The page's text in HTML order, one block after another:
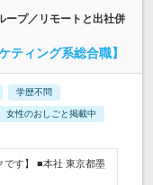
ープ／リモートと出社併
ティング系総合職】
学歴不問
女性のおしごと掲載中
です】 ■本社 東京都墨